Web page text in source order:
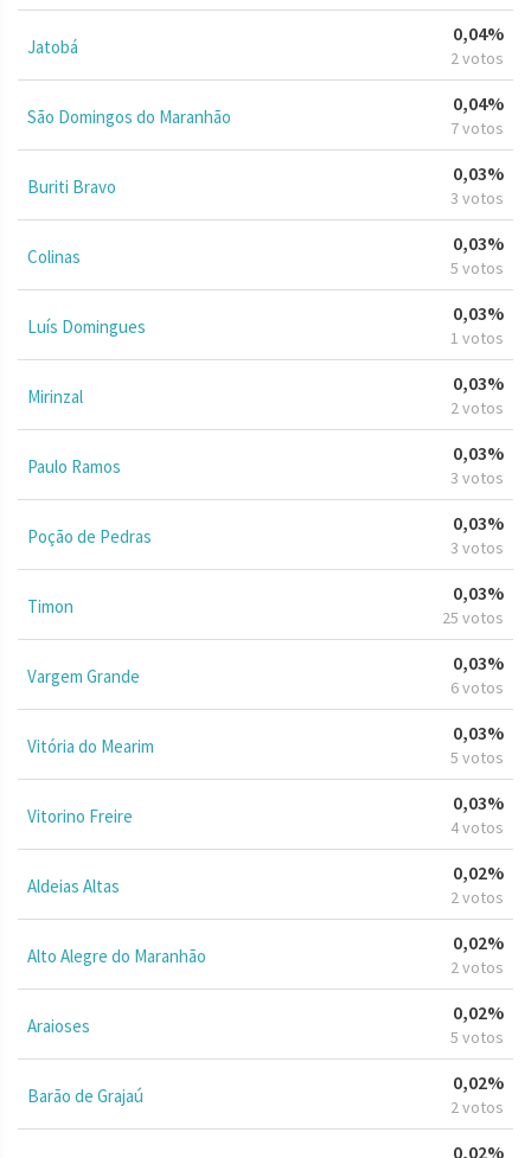
Jatobá
0,04%
2 votos
São Domingos do Maranhão
0,04%
7 votos
Buriti Bravo
0,03%
3 votos
Colinas
0,03%
5 votos
Luís Domingues
0,03%
1 votos
Mirinzal
0,03%
2 votos
Paulo Ramos
0,03%
3 votos
Poção de Pedras
0,03%
3 votos
Timon
0,03%
25 votos
Vargem Grande
0,03%
6 votos
Vitória do Mearim
0,03%
5 votos
Vitorino Freire
0,03%
4 votos
Aldeias Altas
0,02%
2 votos
Alto Alegre do Maranhão
0,02%
2 votos
Araioses
0,02%
5 votos
Barão de Grajaú
0,02%
2 votos
0,02%